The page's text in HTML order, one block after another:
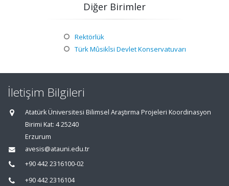
Diğer Birimler
Rektörlük
Türk Mûsikîsi Devlet Konservatuvarı
İletişim Bilgileri
Atatürk Üniversitesi Bilimsel Araştırma Projeleri Koordinasyon
Birimi Kat: 4 25240
Erzurum
avesis@atauni.edu.tr
+90 442 2316100-02
+90 442 2316104